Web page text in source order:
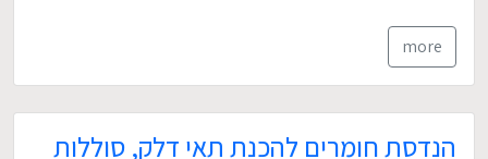
more
הנדסת חומרים להכנת תאי דלק, סוללות